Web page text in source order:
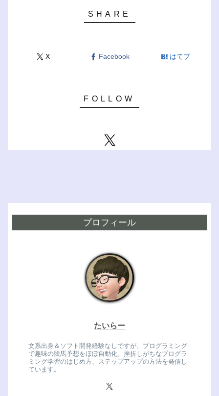
X Facebook はてブ
プロフィール
たいらー
文系出身＆ソフト開発経験なしですが、プログラミング
で趣味の競馬予想をほぼ自動化。挫折しがちなプログラ
ミング学習のはじめ方、ステップアップの方法を発信し
ています。